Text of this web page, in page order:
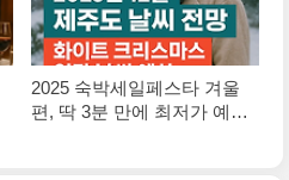
2025 숙박세일페스타 겨울
편, 딱 3분 만에 최저가 예약